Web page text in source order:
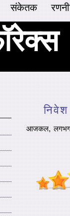
संकेतक
आजकल, लगभग